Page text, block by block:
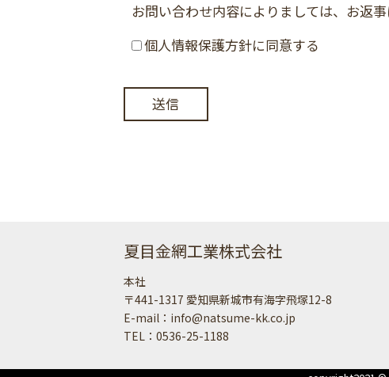
お問い合わせ内容によりましては、お返
個人情報保護方針に同意する
送信
夏目金網工業株式会社
本社
〒441-1317 愛知県新城市有海字飛塚12-8
E-mail：info@natsume-kk.co.jp
TEL：0536-25-1188